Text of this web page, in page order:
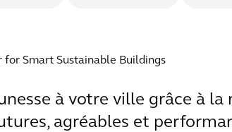
Smart Sustainable Buildings
à votre ville grâce à
agréables et